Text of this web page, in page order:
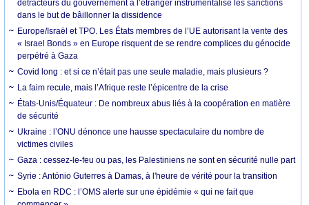
détracteurs du gouvernement à l’étranger instrumentalise les sanctions
dans le but de bâillonner la dissidence
Europe/Israël et TPO. Les États membres de l’UE autorisant la vente des
« Israel Bonds » en Europe risquent de se rendre complices du génocide
perpétré à Gaza
Covid long : et si ce n’était pas une seule maladie, mais plusieurs ?
La faim recule, mais l’Afrique reste l’épicentre de la crise
États-Unis/Équateur : De nombreux abus liés à la coopération en matière
de sécurité
Ukraine : l’ONU dénonce une hausse spectaculaire du nombre de
victimes civiles
Gaza : cessez-le-feu ou pas, les Palestiniens ne sont en sécurité nulle part
Syrie : António Guterres à Damas, à l'heure de vérité pour la transition
Ebola en RDC : l’OMS alerte sur une épidémie « qui ne fait que